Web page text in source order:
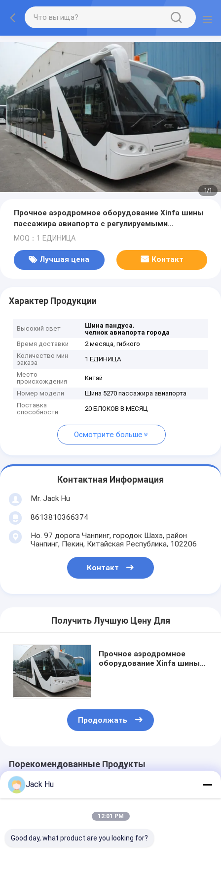
1/1
Прочное аэродромное оборудование Xinfa шины
пассажира авиапорта с регулируемыми
сиденьями
MOQ：1 ЕДИНИЦА
Лучшая цена Контакт
Характер Продукции
Высокий свет Шина пандуса,
челнок авиапорта города
Время доставки
2 месяца, гибкого
Количество мин
заказа
1 ЕДИНИЦА
Место
происхождения
Китай
Номер модели
Шина 5270 пассажира авиапорта
Поставка
способности
20 БЛОКОВ В МЕСЯЦ
Осмотрите больше
Контактная Информация
Mr. Jack Hu
8613810366374
Но. 97 дорога Чанпинг, городок Шахэ, район
Чанпинг, Пекин, Китайская Республика, 102206
Контакт
Получить Лучшую Цену Для
Прочное аэродромное
оборудование Xinfa шины
Продолжать
Порекомендованные Продукты
Jack Hu
12:01 PM
Good day, what product are you looking for?